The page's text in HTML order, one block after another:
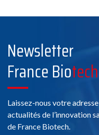
11 Chemin de
Newsletter
France Biotech
Laissez-nous votre
actualités de l’innovation
de France Biotech.